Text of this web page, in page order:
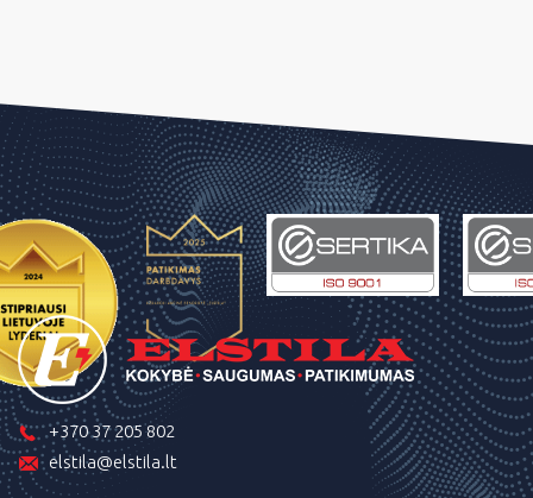
+370 37 205 802
elstila@elstila.lt